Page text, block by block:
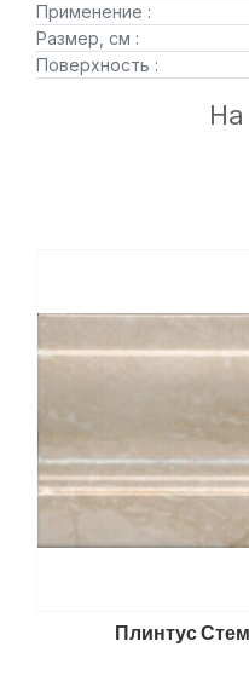
Применение :
Размер, см :
Поверхность :
На
Плинтус